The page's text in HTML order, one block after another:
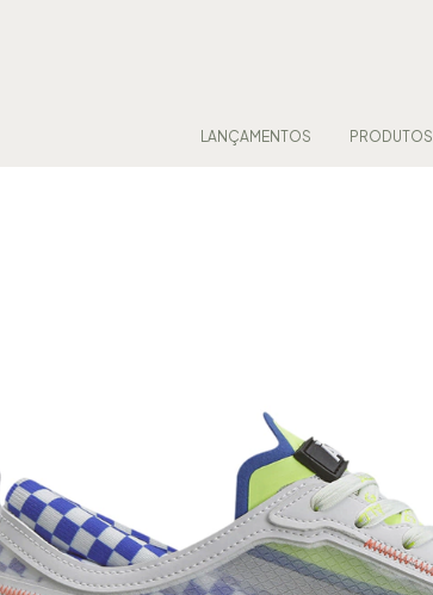
LANÇAMENTOS PRODUTOS